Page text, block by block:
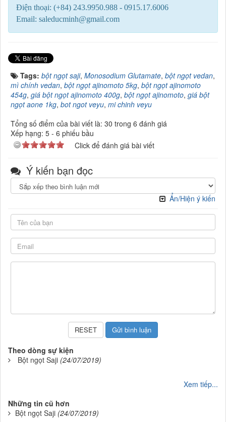
Điện thoại: (+84) 243.9950.988 - 0915.17.6006
Email: saleducminh@gmail.com
Tags: bột ngọt saji, Monosodium Glutamate, bột ngọt vedan,
mì chính vedan, bột ngọt ajinomoto 5kg, bột ngọt ajinomoto
454g, giá bột ngọt ajinomoto 400g, bột ngọt ajinomoto, giá bột
ngọt aone 1kg, bot ngot veyu, mi chinh veyu
Tổng số điểm của bài viết là: 30 trong 6 đánh giá
Xếp hạng: 5 - 6 phiếu bầu
Click để đánh giá bài viết
Ý kiến bạn đọc
Ẩn/Hiện ý kiến
Theo dòng sự kiện
Bột ngọt Saji (24/07/2019)
Xem tiếp...
Những tin cũ hơn
Bột ngọt Saji (24/07/2019)